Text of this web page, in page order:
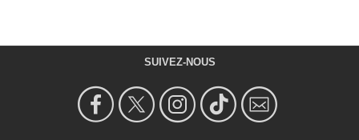
SUIVEZ-NOUS